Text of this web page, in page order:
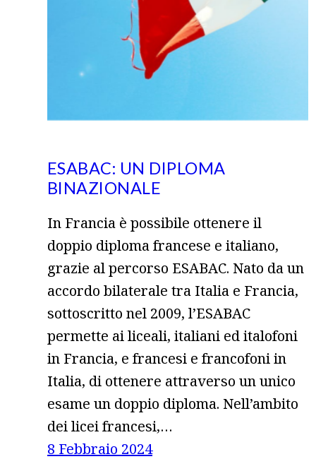
ESABAC: UN DIPLOMA
BINAZIONALE
In Francia è possibile ottenere il
doppio diploma francese e italiano,
grazie al percorso ESABAC. Nato da un
accordo bilaterale tra Italia e Francia,
sottoscritto nel 2009, l’ESABAC
permette ai liceali, italiani ed italofoni
in Francia, e francesi e francofoni in
Italia, di ottenere attraverso un unico
esame un doppio diploma. Nell’ambito
dei licei francesi,…
8 Febbraio 2024